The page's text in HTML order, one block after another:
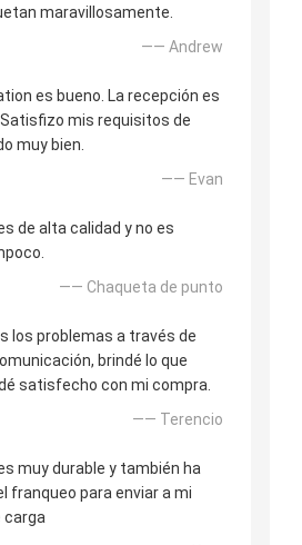
maravillosamente.
—— Andrew
es bueno. La recepción es
mis requisitos de
muy bien.
—— Evan
de alta calidad y no es
—— Chaqueta de punto
los problemas a través de
brindé lo que
satisfecho con mi compra.
—— Terencio
muy durable y también ha
franqueo para enviar a mi
carga